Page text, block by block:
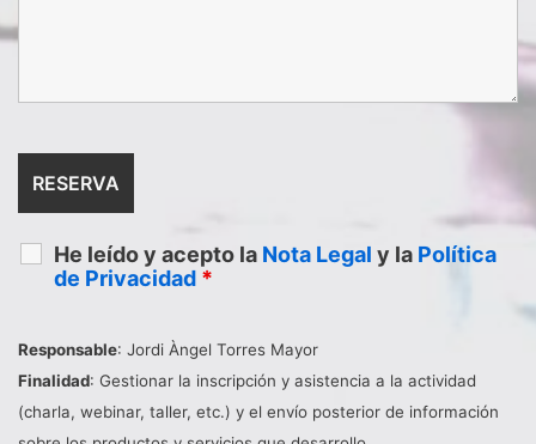
He leído y acepto la Nota Legal y la Política
de Privacidad *
Responsable: Jordi Àngel Torres Mayor
Finalidad: Gestionar la inscripción y asistencia a la actividad
(charla, webinar, taller, etc.) y el envío posterior de información